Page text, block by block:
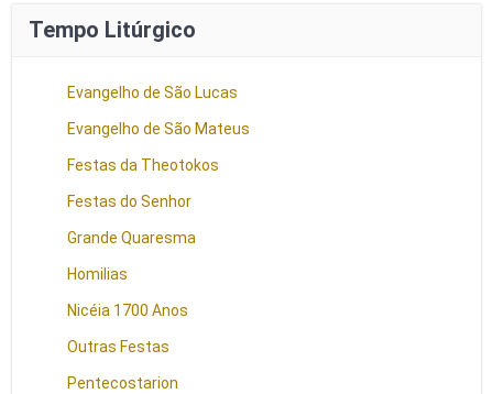
Tempo Litúrgico
Evangelho de São Lucas
Evangelho de São Mateus
Festas da Theotokos
Festas do Senhor
Grande Quaresma
Homilias
Nicéia 1700 Anos
Outras Festas
Pentecostarion